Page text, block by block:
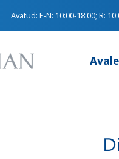
Avatud:E-N: 10:00-18:00; R: